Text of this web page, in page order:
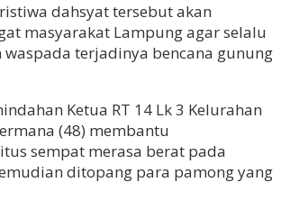
dahsyat tersebut akan
masyarakat Lampung agar selalu
terjadinya bencana gunung
Ketua RT 14 Lk 3 Kelurahan
(48) membantu
sempat merasa berat pada
ditopang para pamong yang